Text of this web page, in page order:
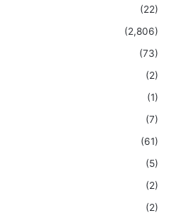
(22)
(2,806)
(73)
(2)
(1)
(7)
(61)
(5)
(2)
(2)